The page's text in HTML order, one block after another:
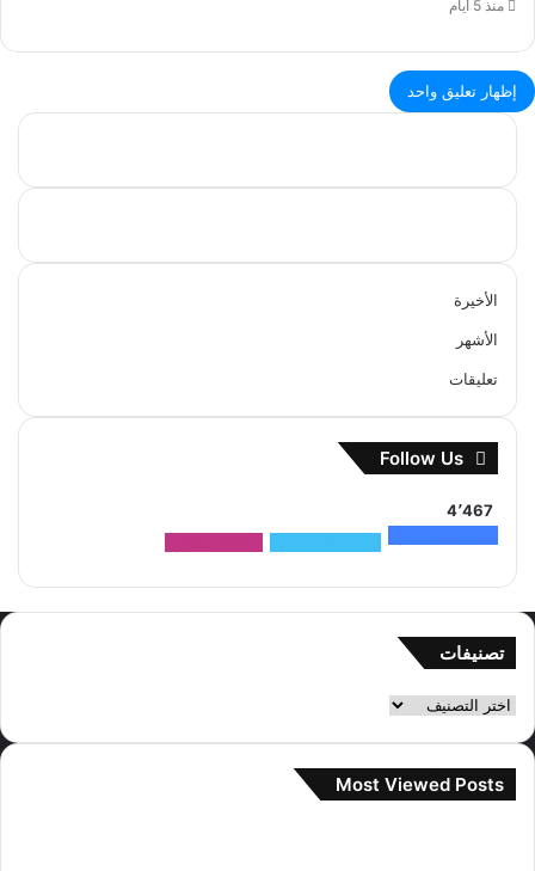
منذ 5 أيام
إظهار تعليق واحد
الأخيرة
الأشهر
تعليقات
Follow Us
4٬467
تصنيفات
تصنيفات
Most Viewed Posts